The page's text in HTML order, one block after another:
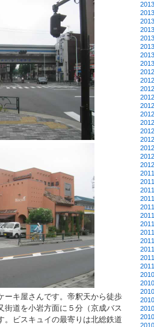
ーキ屋さんです。帝釈天から徒歩
街道を小岩方面に５分（京成バス
。ビスキュイの最寄りは北総鉄道